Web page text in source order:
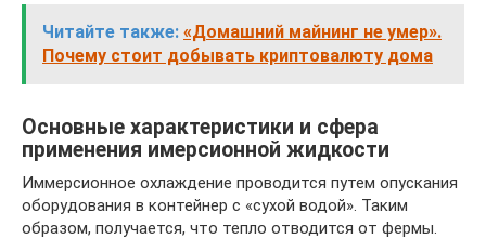
Читайте также: «Домашний майнинг не умер».
Почему стоит добывать криптовалюту дома
Основные характеристики и сфера
применения имерсионной жидкости
Иммерсионное охлаждение проводится путем опускания
оборудования в контейнер с «сухой водой». Таким
образом, получается, что тепло отводится от фермы.